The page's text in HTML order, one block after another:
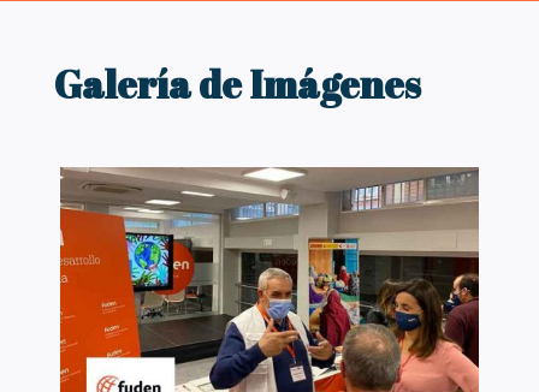
Galería de Imágenes